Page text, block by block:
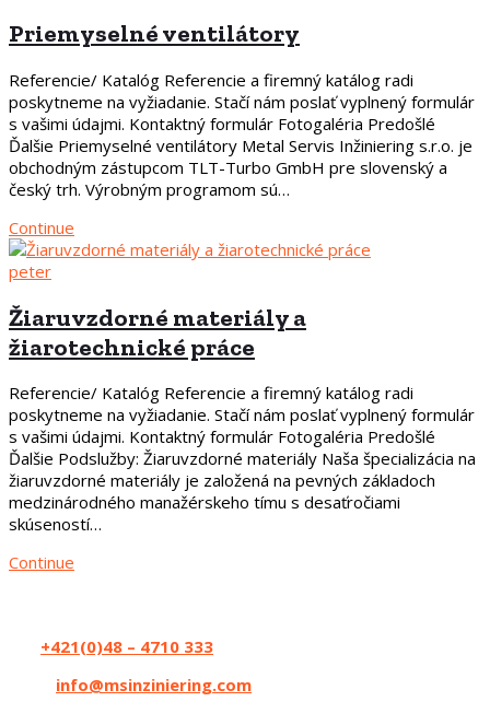
Priemyselné ventilátory
Referencie/ Katalóg Referencie a firemný katálog radi
poskytneme na vyžiadanie. Stačí nám poslať vyplnený formulár
s vašimi údajmi. Kontaktný formulár Fotogaléria Predošlé
Ďalšie Priemyselné ventilátory Metal Servis Inžiniering s.r.o. je
obchodným zástupcom TLT-Turbo GmbH pre slovenský a
český trh. Výrobným programom sú…
Continue
peter
Žiaruvzdorné materiály a
žiarotechnické práce
Referencie/ Katalóg Referencie a firemný katálog radi
poskytneme na vyžiadanie. Stačí nám poslať vyplnený formulár
s vašimi údajmi. Kontaktný formulár Fotogaléria Predošlé
Ďalšie Podslužby: Žiaruvzdorné materiály Naša špecializácia na
žiaruvzdorné materiály je založená na pevných základoch
medzinárodného manažérskeho tímu s desaťročiami
skúseností…
Continue
+421(0)48 – 4710 333
info@msinziniering.com